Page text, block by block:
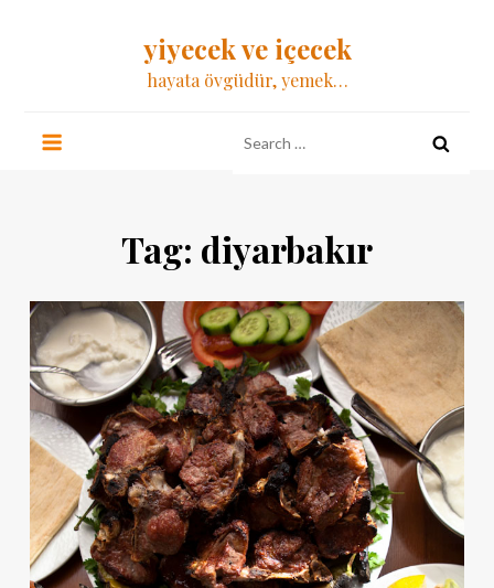
yiyecek ve içecek
hayata övgüdür, yemek…
for:
Tag: diyarbakır